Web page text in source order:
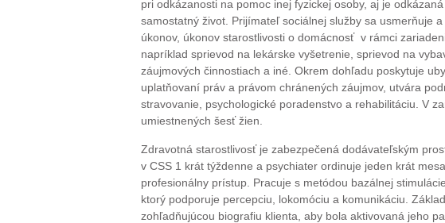
pri odkázanosti na pomoc inej fyzickej osoby, aj je
samostatný život. Prijímateľ sociálnej služby sa usmerňuje
úkonov, úkonov starostlivosti o domácnosť v rámci
napríklad sprievod na lekárske vyšetrenie, sprievod na
záujmových činnostiach a iné. Okrem dohľadu poskytuje
uplatňovaní práv a právom chránených záujmov, utvára
stravovanie, psychologické poradenstvo a rehabilitáciu. V
umiestnených šesť žien.
Zdravotná starostlivosť je zabezpečená dodávateľským
v CSS 1 krát týždenne a psychiater ordinuje jeden krát
profesionálny prístup. Pracuje s metódou bazálnej
ktorý podporuje percepciu, lokomóciu a komunikáciu.
zohľadňujúcou biografiu klienta, aby bola aktivovaná jeho